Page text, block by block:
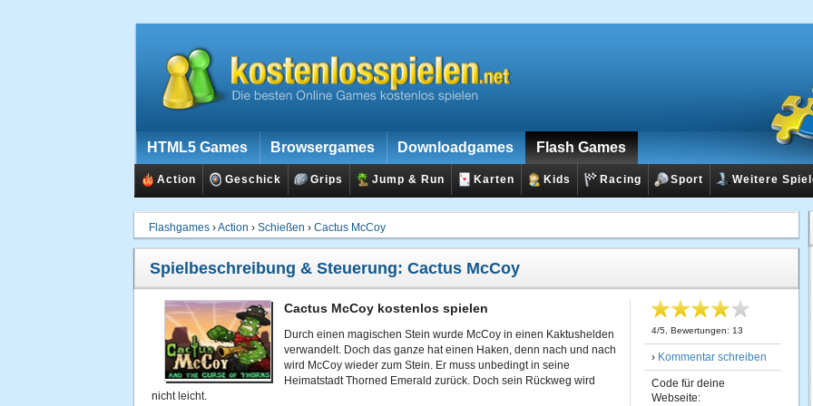
HTML5 Games Browsergames Downloadgames Flash Games
Action Geschick Grips Jump & Run Karten Kids Racing Sport Weitere
Flashgames ›Action › Schießen › Cactus McCoy
Spielbeschreibung & Steuerung: Cactus McCoy
Cactus McCoy kostenlos spielen
Durch einen magischen Stein wurde McCoy in einen Kaktushelden
verwandelt. Doch das ganze hat einen Haken, denn nach und nach
wird McCoy wieder zum Stein. Er muss unbedingt in seine
Heimatstadt Thorned Emerald zurück. Doch sein Rückweg wird
nicht leicht.
4/5 , Bewertungen: 13
› Kommentar schreiben
Code für deine
Webseite: